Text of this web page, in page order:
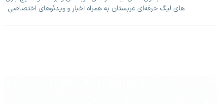
های لیگ حرفه‌ای عربستان به همراه اخبار و ویدئوهای اختصاصی